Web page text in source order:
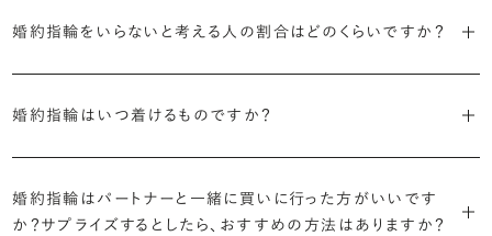
・何を重要視するか明確にする
とはいえたくさんの選択肢の中から、たった一つのリングを選ぶのは
バイスを受けてみてください。より後悔のない婚約指輪選びにつなが
・「ヘイロー」
婚約指輪診断を試してみる
きます。
流通の上流からの仕入れ、余分な在庫を持たない取り組みなどで、従
平均で約43.8万円。30〜40万円未満の範囲で選ぶカップルが18.7%
も可能です。
婚約指輪をいらないと考える人の割合はどのくらいですか？
人は67.1%。そのうち婚約指輪を贈られた人は67.9%と、全体の約5割
婚約指輪は結婚するために必須のものではありませんが、中には「昔
から憧れがあったがパートナーに遠慮して欲しいと言い出せなかっ
婚約指輪はいつ着けるものですか？
ん。
婚約指輪はパートナーと一緒に買いに行った方がいいです
か？サプライズするとしたら、おすすめの方法はありますか？